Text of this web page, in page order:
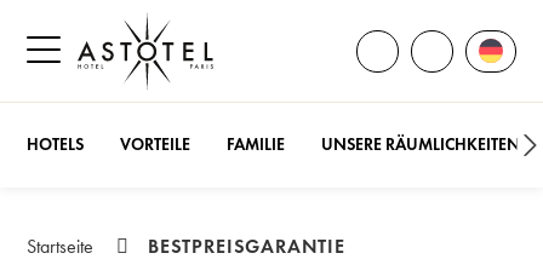
Seitenmenü öffnen
ALLE KONTAKTE
RUFEN SIE
HOTELS VORTEILE FAMILIE UNSERE RÄUMLICHKEITEN
Startseite BESTPREISGARANTIE